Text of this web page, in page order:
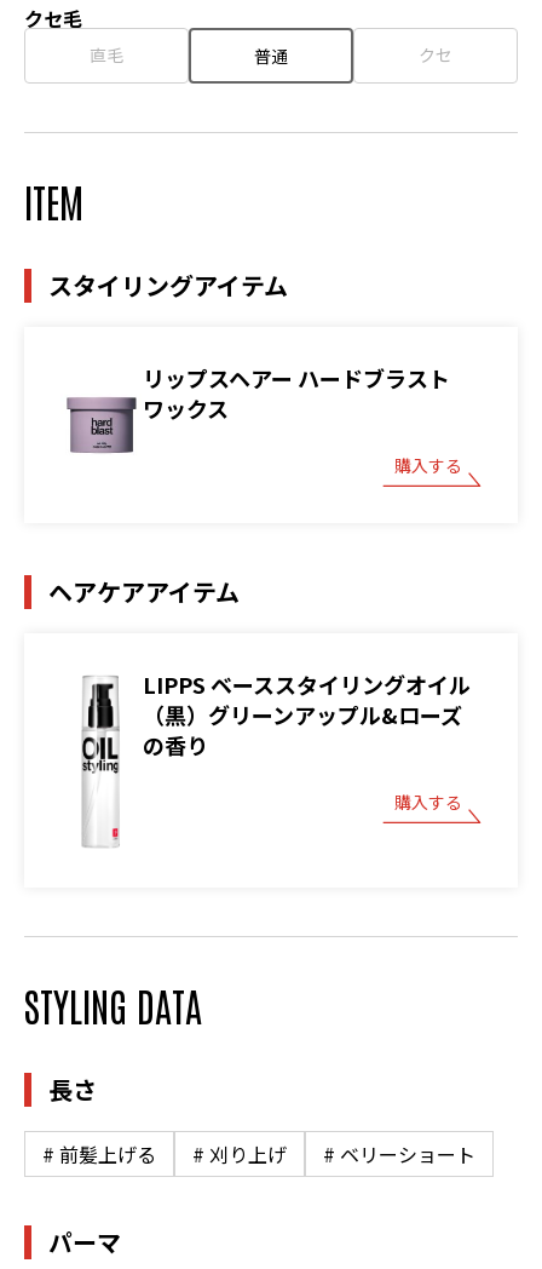
クセ毛
直毛 普通 クセ
ITEM
スタイリングアイテム
リップスヘアー ハードブラスト
ワックス
購入する
ヘアケアアイテム
LIPPS ベーススタイリングオイル
（黒）グリーンアップル&ローズ
の香り
購入する
STYLING DATA
長さ
# 前髪上げる # 刈り上げ # ベリーショート
パーマ